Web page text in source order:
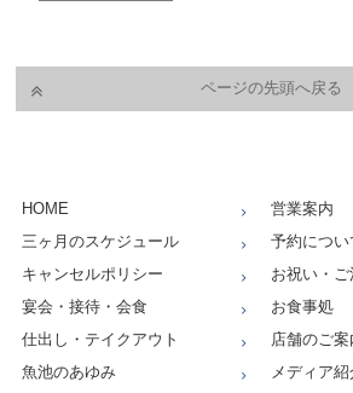
ページの先頭へ戻る
HOME
営業案内
三ヶ月のスケジュール
予約につい
キャンセルポリシー
お祝い・ご
宴会・接待・会食
お食事処
仕出し・テイクアウト
店舗のご案
魚池のあゆみ
メディア紹